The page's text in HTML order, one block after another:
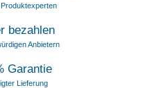
bezahlen
Anbietern
Garantie
Lieferung